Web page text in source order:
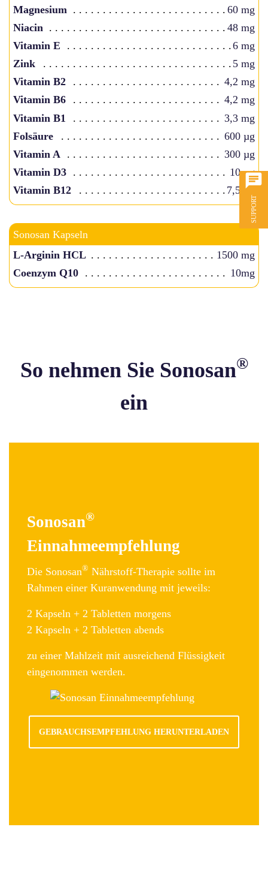
Magnesium
60 mg
Niacin
48 mg
Vitamin E
6 mg
Zink
5 mg
Vitamin B2
4,2 mg
Vitamin B6
4,2 mg
Vitamin B1
3,3 mg
Folsäure
600 µg
Vitamin A
300 µg
Vitamin D3
10 µg
Vitamin B12
7,5 µg
Sonosan Kapseln
L-Arginin HCL
1500 mg
Coenzym Q10
10mg
So nehmen Sie Sonosan®
ein
Sonosan®
Einnahmeempfehlung
Die Sonosan® Nährstoff-Therapie sollte im
Rahmen einer Kuranwendung mit jeweils:
2 Kapseln + 2 Tabletten morgens
2 Kapseln + 2 Tabletten abends
zu einer Mahlzeit mit ausreichend Flüssigkeit
eingenommen werden.
GEBRAUCHSEMPFEHLUNG HERUNTERLADEN